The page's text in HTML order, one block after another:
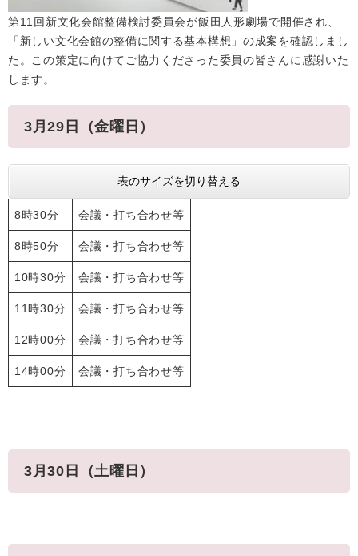
第11回新文化会館整備検討委員会が飯田人形劇場で開催され、
「新しい文化会館の整備に関する基本構想」の成案を確認しまし
た。この策定に向けてご協力くださった委員の皆さんに感謝いた
します。
3月29日（金曜日）
表のサイズを切り替える
8時30分 会議・打ち合わせ等
8時50分 会議・打ち合わせ等
10時30分 会議・打ち合わせ等
11時30分 会議・打ち合わせ等
12時00分 会議・打ち合わせ等
14時00分 会議・打ち合わせ等
3月30日（土曜日）